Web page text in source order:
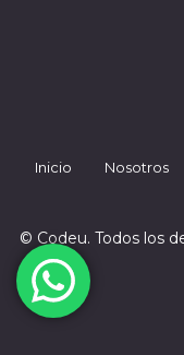
Inicio Nosotros
© Codeu. Todos los